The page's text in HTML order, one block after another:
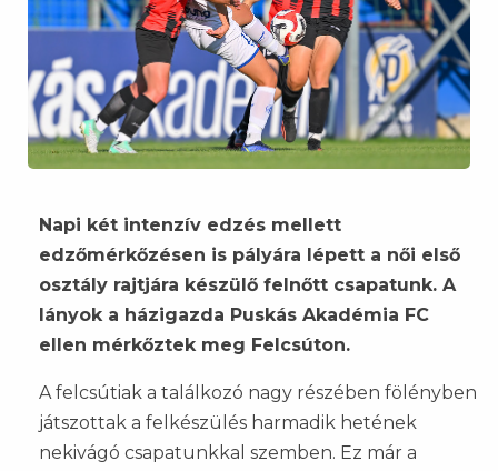
Napi két intenzív edzés mellett
edzőmérkőzésen is pályára lépett a női első
osztály rajtjára készülő felnőtt csapatunk. A
lányok a házigazda Puskás Akadémia FC
ellen mérkőztek meg Felcsúton.
A felcsútiak a találkozó nagy részében fölényben
játszottak a felkészülés harmadik hetének
nekivágó csapatunkkal szemben. Ez már a